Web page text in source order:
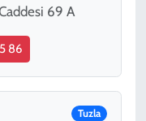
69 A
86
Tuzla